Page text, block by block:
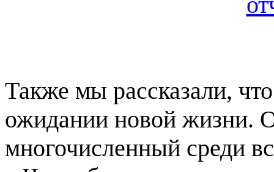
Также мы рассказали,
ожидании новой жизни.
многочисленный среди